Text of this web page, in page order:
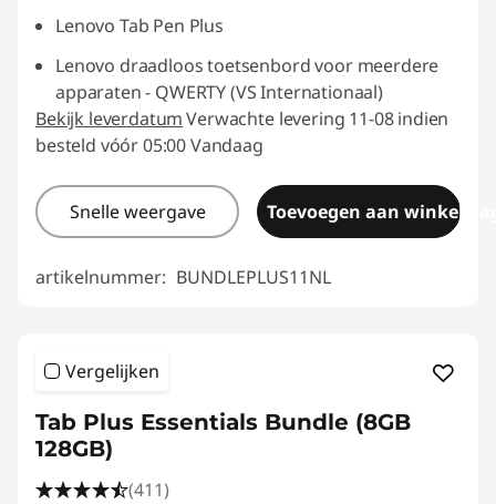
Lenovo Tab Pen Plus
Lenovo draadloos toetsenbord voor meerdere
apparaten - QWERTY (VS Internationaal)
Bekijk leverdatumVerwachte levering 11-08 indien
besteld vóór 05:00 Vandaag
Snelle weergave Toevoegen aan
artikelnummer: BUNDLEPLUS11NL
Vergelijken
Tab Plus Essentials Bundle (8GB
128GB)
(411)